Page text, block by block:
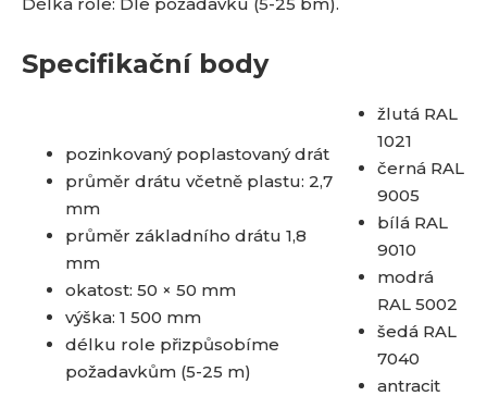
Specifikační body
pozinkovaný poplastovaný drát
průměr drátu včetně plastu: 2,7
mm
průměr základního drátu 1,8
mm
okatost: 50 × 50 mm
výška: 1 500 mm
délku role přizpůsobíme
požadavkům (5-25 m)
žlutá RAL
1021
černá RAL
9005
bílá RAL
9010
modrá
RAL 5002
šedá RAL
7040
antracit